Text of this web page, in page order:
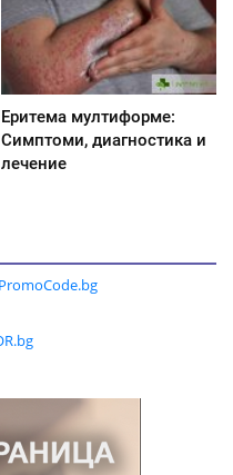
Еритема мултиформе:
Симптоми, диагностика и
лечение